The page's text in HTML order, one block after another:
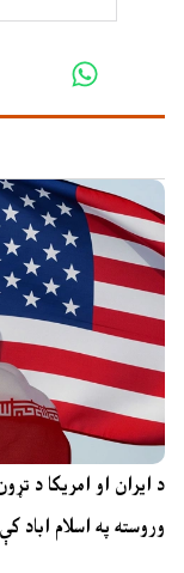
د ایران او امریکا د
وروسته په اسلام اباد